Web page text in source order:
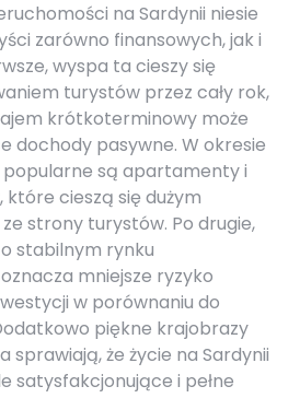
na Sardynii niesie
zarówno finansowych, jak i
wyspa ta cieszy się
turystów przez cały rok,
krótkoterminowy może
dochody pasywne. W okresie
są apartamenty i
które cieszą się dużym
strony turystów. Po drugie,
stabilnym rynku
mniejsze ryzyko
w porównaniu do
piękne krajobrazy
sprawiają, że życie na Sardynii
satysfakcjonujące i pełne